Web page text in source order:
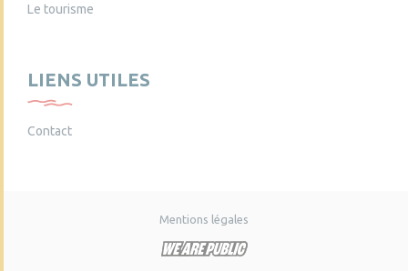
Le tourisme
LIENS UTILES
Contact
Mentions légales